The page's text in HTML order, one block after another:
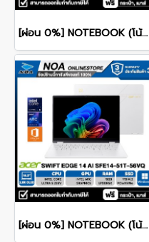
[ผ่อน 0%] NOTEBOOK (โน้ตบุ๊ก) ACER SWIFT 16 AI SF16-51-599L - ICE BLACK 16" 2.8K OLED/CORE ULTRA 5-226V/16GB/SSD 512GB/WINDOWS 11+MS OFFICE รับประกันศูนย์ไทย 3ปี
[ผ่อน 0%] NOTEBOOK (โน้ตบุ๊ก) ACER SWIFT 14 SFE14-51T-56VQ 14" 2.8K OLED/CORE ULTRA 5-226V/16GB/SSD 1TB/WINDOWS 11+MS OFFICE รับประกันศูนย์ไทย 3ปี